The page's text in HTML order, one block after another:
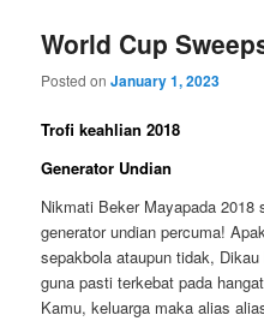
World Cup
Posted onJanuary 1, 2023
Trofi keahlian 2018
Generator Undian
Nikmati Beker Mayapada
generator undian percuma!
sepakbola ataupun tidak,
guna pasti terkebat pada
Kamu, keluarga maka alias